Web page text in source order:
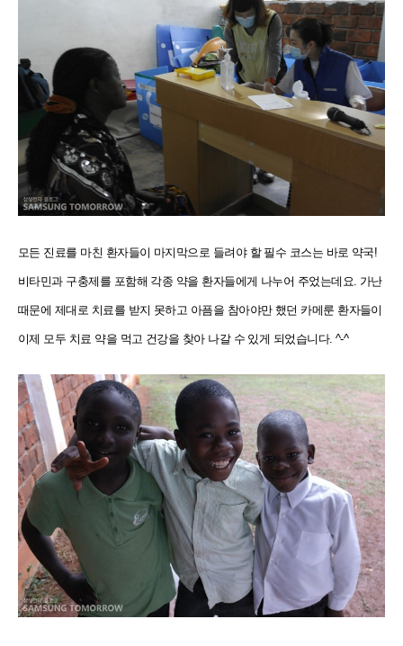
모든 진료를 마친 환자들이 마지막으로 들려야 할 필수 코스는 바로 약국!
비타민과 구충제를 포함해 각종 약을 환자들에게 나누어 주었는데요. 가난
때문에 제대로 치료를 받지 못하고 아픔을 참아야만 했던 카메룬 환자들이
이제 모두 치료 약을 먹고 건강을 찾아 나갈 수 있게 되었습니다. ^-^